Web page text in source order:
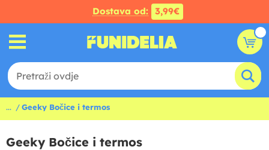
Dostava od: 3,99€
... Geeky Bočice i termos
Geeky Bočice i termos